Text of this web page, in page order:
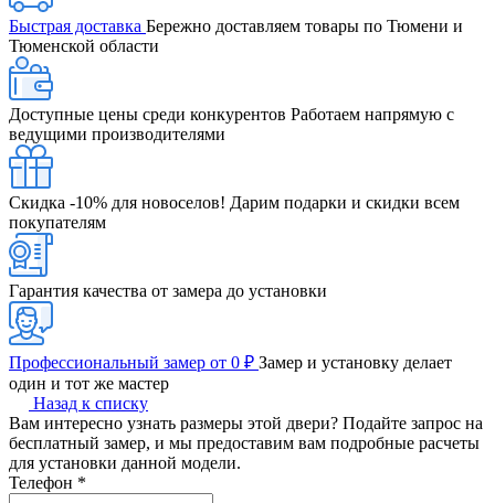
Быстрая доставка Бережно доставляем товары по Тюмени и
Тюменской области
Доступные цены среди конкурентов Работаем напрямую с
ведущими производителями
Скидка -10% для новоселов! Дарим подарки и скидки всем
покупателям
Гарантия качества от замера до установки
Профессиональный замер от 0 ₽ Замер и установку делает
один и тот же мастер
Назад к списку
Вам интересно узнать размеры этой двери? Подайте запрос на
бесплатный замер, и мы предоставим вам подробные расчеты
для установки данной модели.
Телефон *